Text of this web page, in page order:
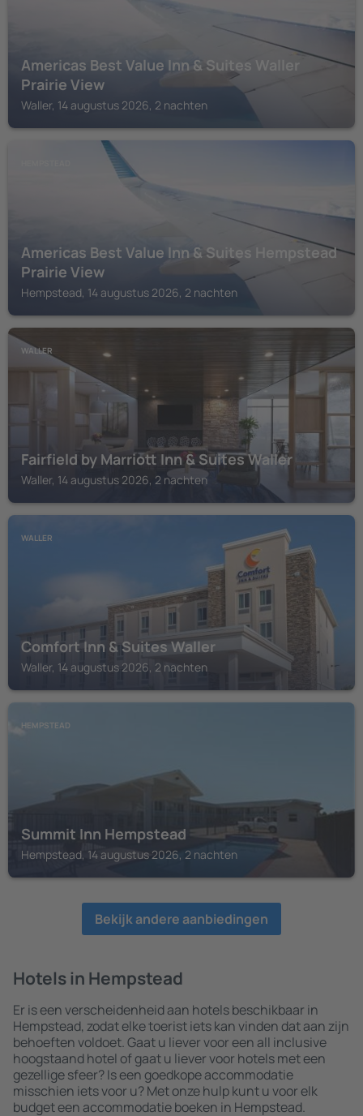
Americas Best Value Inn & Suites Waller
Prairie View
Waller, 14 augustus 2026, 2 nachten
Americas Best Value Inn & Suites Hempstead
Prairie View
Hempstead, 14 augustus 2026, 2 nachten
WALLER
Fairfield by Marriott Inn & Suites Waller
Waller, 14 augustus 2026, 2 nachten
WALLER
Comfort Inn & Suites Waller
Waller, 14 augustus 2026, 2 nachten
HEMPSTEAD
Summit Inn Hempstead
Hempstead, 14 augustus 2026, 2 nachten
Bekijk andere aanbiedingen
Hotels in Hempstead
Er is een verscheidenheid aan hotels beschikbaar in
Hempstead, zodat elke toerist iets kan vinden dat aan zijn
behoeften voldoet. Gaat u liever voor een all inclusive
hoogstaand hotel of gaat u liever voor hotels met een
gezellige sfeer? Is een goedkope accommodatie
misschien iets voor u? Met onze hulp kunt u voor elk
budget een accommodatie boeken in Hempstead.